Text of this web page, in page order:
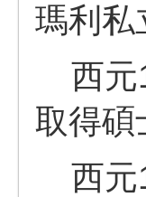
瑪利私
西元
取得碩
西元